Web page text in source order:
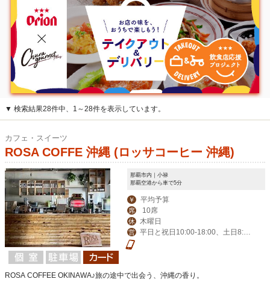
▼ 検索結果28件中、1～28件を表示しています。
カフェ・スイーツ
ROSA COFFE 沖縄 (ロッサコーヒー 沖縄)
那覇市内｜小禄
那覇空港から車で5分
￥ 平均予算
席 10席
休 木曜日
営
平日と祝日10:00-18:00、土日8:3
0-18:00
ROSA COFFEE OKINAWA♪旅の途中で出会う、沖縄の香り。